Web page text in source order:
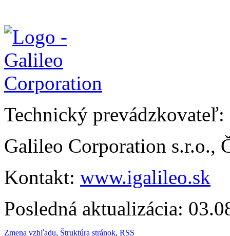
Technický prevádzkovateľ:
Galileo Corporation s.r.o.,
Kontakt: www.igalileo.sk
Posledná aktualizácia:
Zmena vzhľadu, Štruktúra stránok, RSS